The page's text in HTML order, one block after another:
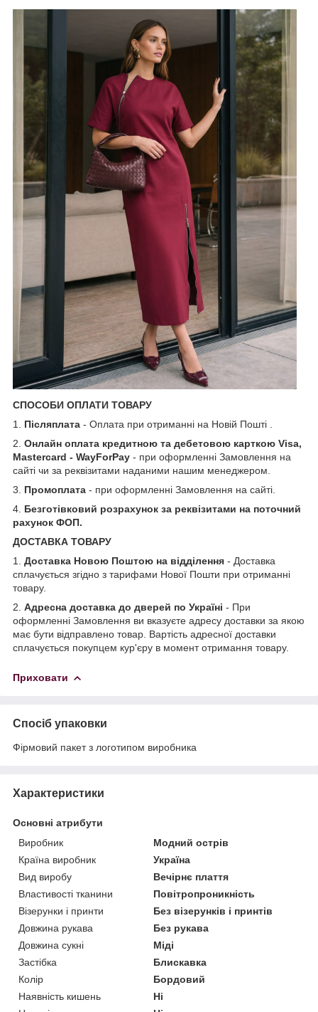
СПОСОБИ ОПЛАТИ ТОВАРУ
1. Післяплата - Оплата при отриманні на Новій Пошті .
2. Онлайн оплата кредитною та дебетовою карткою Visa,
Mastercard - WayForPay - при оформленні Замовлення на
сайті чи за реквізитами наданими нашим менеджером.
3. Промоплата - при оформленні Замовлення на сайті.
4. Безготівковий розрахунок за реквізитами на поточний
рахунок ФОП.
ДОСТАВКА ТОВАРУ
1.
Доставка Новою Поштою на відділення - Доставка
сплачується згідно з тарифами Нової Пошти при отриманні
товару.
2. Адресна доставка до дверей по Україні - При
оформленні Замовлення ви вказуєте адресу доставки за якою
має бути відправлено товар. Вартість адресної доставки
сплачується покупцем кур'єру в момент отримання товару.
Приховати
Спосіб упаковки
Фірмовий пакет з логотипом виробника
Характеристики
Основні атрибути
Виробник
Модний острів
Країна виробник
Україна
Вид виробу
Вечірнє плаття
Властивості тканини
Повітропроникність
Візерунки і принти
Без візерунків і принтів
Довжина рукава
Без рукава
Довжина сукні
Міді
Застібка
Блискавка
Колір
Бордовий
Наявність кишень
Ні